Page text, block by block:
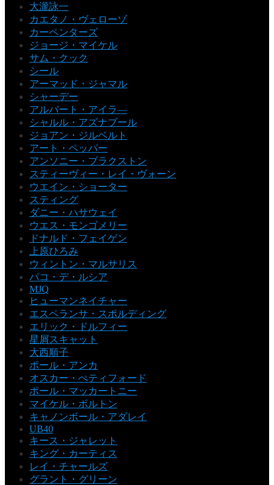
大瀧詠一
カエタノ・ヴェローゾ
カーペンターズ
ジョージ・マイケル
サム・クック
シール
アーマッド・ジャマル
シャーデー
アルバート・アイラ―
シャルル・アズナブール
ジョアン・ジルベルト
アート・ペッパー
アンソニー・ブラクストン
スティーヴィー・レイ・ヴォーン
ウエイン・ショーター
スティング
ダニー・ハサウェイ
ウエス・モンゴメリー
ドナルド・フェイゲン
上原ひろみ
ウィントン・マルサリス
パコ・デ・ルシア
MJQ
ヒューマンネイチャー
エスペランサ・スポルディング
エリック・ドルフィー
星屑スキャット
大西順子
ポール・アンカ
オスカー・ぺティフォード
ポール・マッカートニー
マイケル・ボルトン
キャノンボール・アダレイ
UB40
キース・ジャレット
キング・カーティス
レイ・チャールズ
グラント・グリーン